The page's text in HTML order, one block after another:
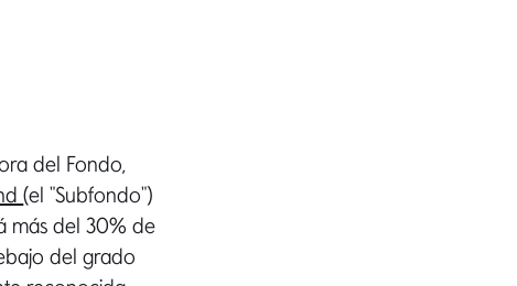
del Fondo,
(el "Subfondo")
más del 30% de
del grado